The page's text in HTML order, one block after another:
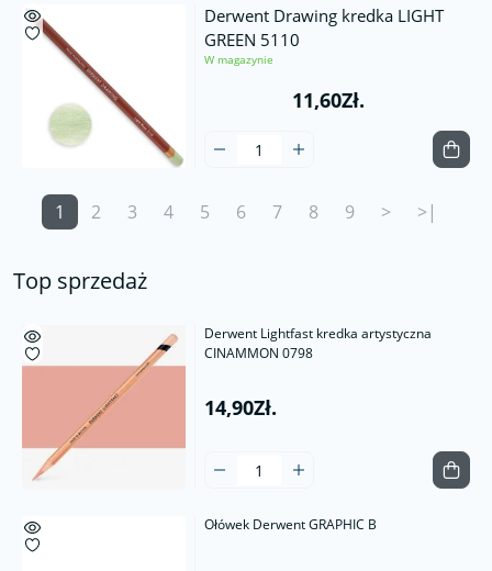
Derwent Drawing kredka LIGHT
GREEN 5110
W magazynie
11,60Zł.
1 2 3 4 5 6 7 8 9 > >|
Top sprzedaż
Derwent Lightfast kredka artystyczna
CINAMMON 0798
14,90Zł.
Ołówek Derwent GRAPHIC B